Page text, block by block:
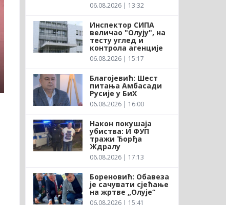
06.08.2026 | 13:32
Инспектор СИПА
величао "Олују", на
тесту углед и
контрола агенције
06.08.2026 | 15:17
Благојевић: Шест
питања Амбасади
Русије у БиХ
06.08.2026 | 16:00
Након покушаја
убиства: И ФУП
тражи Ђорђа
Ждралу
06.08.2026 | 17:13
Бореновић: Обавеза
је сачувати сјећање
на жртве „Олује“
06.08.2026 | 15:41